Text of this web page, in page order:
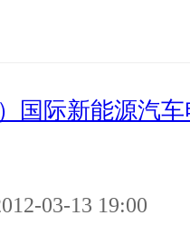
国际新能源汽
03-13 19:00